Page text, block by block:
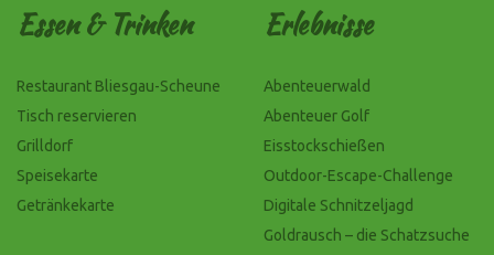
Essen & Trinken
Restaurant Bliesgau-Scheune
Tisch reservieren
Grilldorf
Speisekarte
Getränkekarte
Erlebnisse
Abenteuerwald
Abenteuer Golf
Eisstockschießen
Outdoor-Escape-Challenge
Digitale Schnitzeljagd
Goldrausch – die Schatzsuche